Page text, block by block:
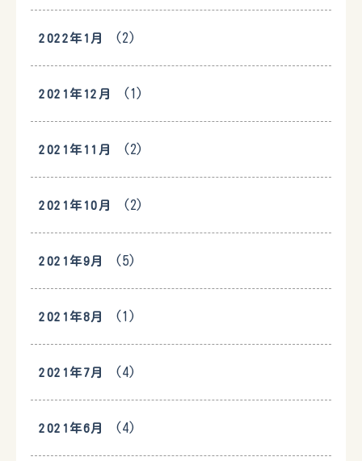
2022年1月 (2)
2021年12月 (1)
2021年11月 (2)
2021年10月 (2)
2021年9月 (5)
2021年8月 (1)
2021年7月 (4)
2021年6月 (4)